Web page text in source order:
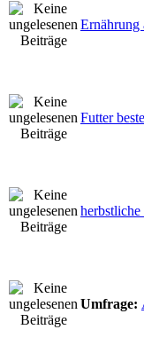
Ernährung
Futter
herbstliche
Umfrage: